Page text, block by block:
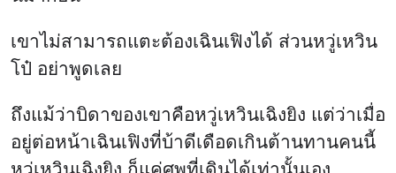
เขาไม่สามารถแตะต้องเฉินเฟิงได้ ส่วนหวู่เหวิน
โป๋ อย่าพูดเลย
ถึงแม้ว่าบิดาของเขาคือหวู่เหวินเฉิงยิง แต่ว่าเมื่อ
อยู่ต่อหน้าเฉินเฟิงที่บ้าดีเดือดเกินต้านทานคนนี้
หวู่เหวินเฉิงยิง ก็แค่ศพที่เดินได้เท่านั้นเอง